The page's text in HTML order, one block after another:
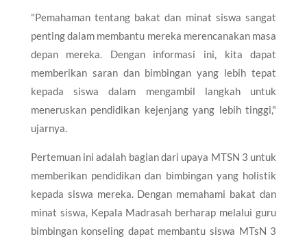
"Pemahaman tentang bakat dan minat siswa sangat
penting dalam membantu mereka merencanakan masa
depan mereka. Dengan informasi ini, kita dapat
memberikan saran dan bimbingan yang lebih tepat
kepada siswa dalam mengambil langkah untuk
meneruskan pendidikan kejenjang yang lebih tinggi,"
ujarnya.
Pertemuan ini adalah bagian dari upaya MTSN 3 untuk
memberikan pendidikan dan bimbingan yang holistik
kepada siswa mereka. Dengan memahami bakat dan
minat siswa, Kepala Madrasah berharap melalui guru
bimbingan konseling dapat membantu siswa MTsN 3